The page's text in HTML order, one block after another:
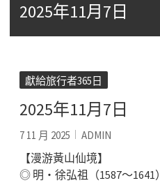
2025年11月7日
獻給旅行者365日
2025年11月7日
7 11 月 2025 ADMIN
【漫游黃山仙境】
◎ 明‧徐弘祖（1587～1641）